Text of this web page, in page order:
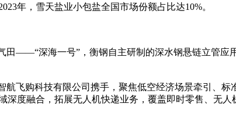
年，雪天盐业小包盐全国市场份额占比达10%。
——“深海一号”，衡钢自主研制的深水钢悬链立管应
购科技有限公司携手，聚焦低空经济场景牵引、标
度融合，拓展无人机快递业务，覆盖即时零售、无人